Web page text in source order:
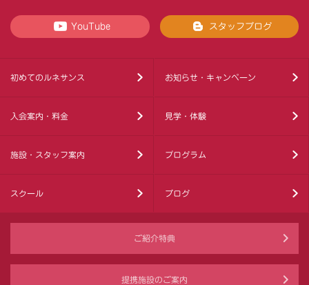
YouTube スタッフブログ
初めてのルネサンス お知らせ・キャンペーン
入会案内・料金 見学・体験
施設・スタッフ案内 プログラム
スクール ブログ
ご紹介特典
提携施設のご案内